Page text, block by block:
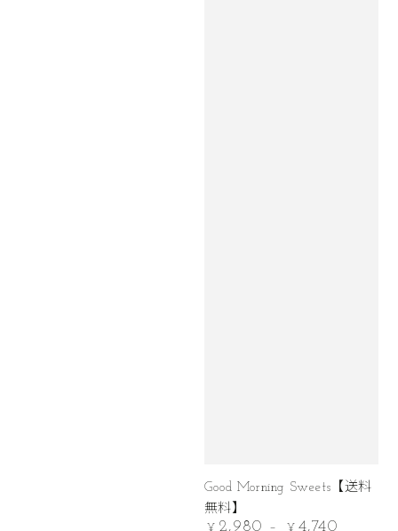
Good Morning Sweets【送料
無料】
定
¥ 2,980 ¥ 4,740